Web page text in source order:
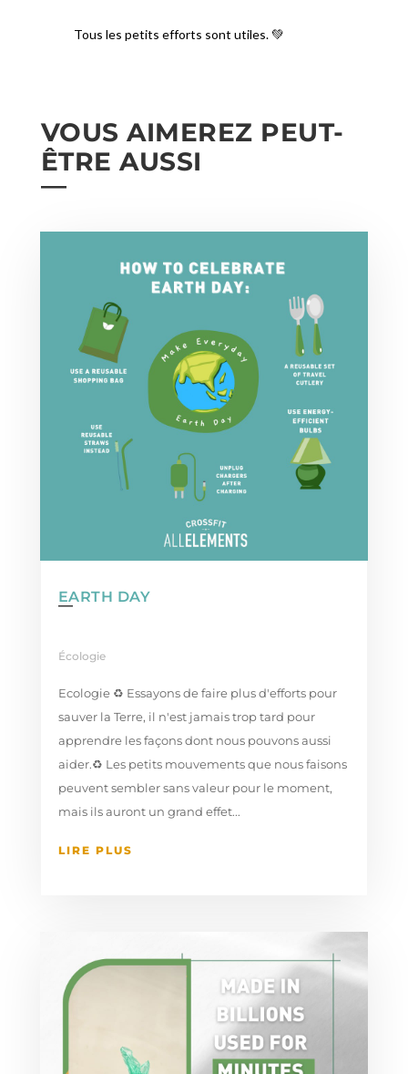
Tous les petits efforts sont utiles. 💚⁠
VOUS AIMEREZ PEUT-
ÊTRE AUSSI
EARTH DAY
Écologie
Ecologie ♻️ Essayons de faire plus d'efforts pour
sauver la Terre, il n'est jamais trop tard pour
apprendre les façons dont nous pouvons aussi
aider.♻️⁠ Les petits mouvements que nous faisons
peuvent sembler sans valeur pour le moment,
mais ils auront un grand effet...
LIRE PLUS